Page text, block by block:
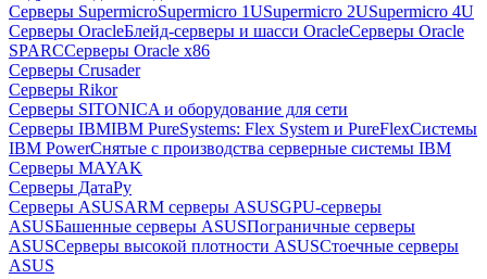
Серверы SupermicroSupermicro 1USupermicro 2USupermicro 4U
Серверы OracleБлейд-серверы и шасси OracleСерверы Oracle
SPARCСерверы Oracle x86
Серверы Crusader
Серверы Rikor
Серверы SITONICA и оборудование для сети
Серверы IBMIBM PureSystems: Flex System и PureFlexСистемы
IBM PowerСнятые с производства серверные системы IBM
Серверы MAYAK
Серверы ДатаРу
Серверы ASUSARM серверы ASUSGPU-серверы
ASUSБашенные серверы ASUSПограничные серверы
ASUSСерверы высокой плотности ASUSСтоечные серверы
ASUS